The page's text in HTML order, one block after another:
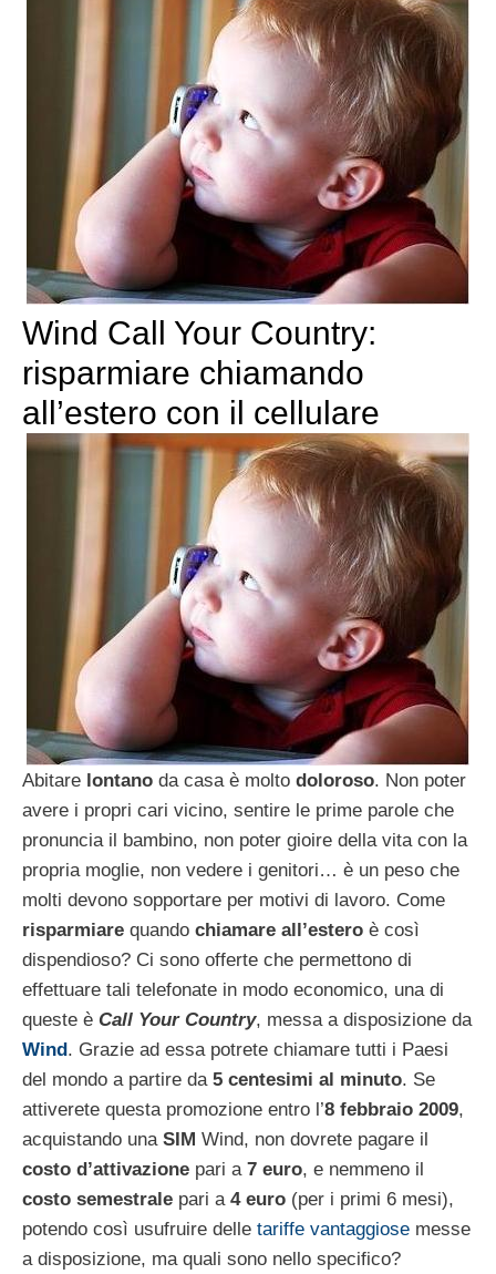
Wind Call Your Country:
risparmiare chiamando
all’estero con il cellulare
Abitare lontano da casa è molto doloroso. Non poter
avere i propri cari vicino, sentire le prime parole che
pronuncia il bambino, non poter gioire della vita con la
propria moglie, non vedere i genitori… è un peso che
molti devono sopportare per motivi di lavoro. Come
risparmiare quando chiamare all’estero è così
dispendioso? Ci sono offerte che permettono di
effettuare tali telefonate in modo economico, una di
queste è Call Your Country, messa a disposizione da
Wind. Grazie ad essa potrete chiamare tutti i Paesi
del mondo a partire da 5 centesimi al minuto. Se
attiverete questa promozione entro l’8 febbraio 2009,
acquistando una SIM Wind, non dovrete pagare il
costo d’attivazione pari a 7 euro, e nemmeno il
costo semestrale pari a 4 euro (per i primi 6 mesi),
potendo così usufruire delle tariffe vantaggiose messe
a disposizione, ma quali sono nello specifico?